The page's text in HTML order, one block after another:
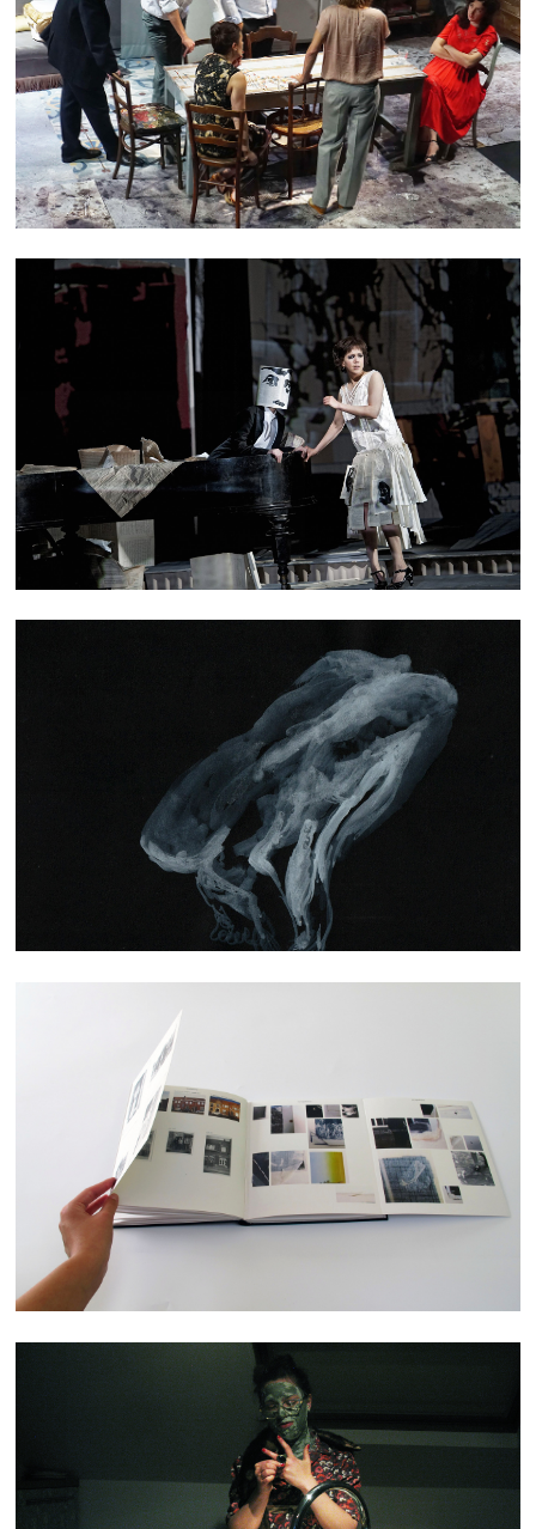
TAKE CARE
LULU
DESSIN MODÈL·ES VIVANT·ES
ATLAS
TROUBLE QUOTIDIEN